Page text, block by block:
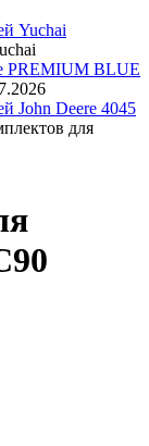
Yuchai
PREMIUM BLUE
John Deere 4045
для